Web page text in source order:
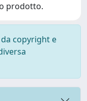
prodotto.
copyright e